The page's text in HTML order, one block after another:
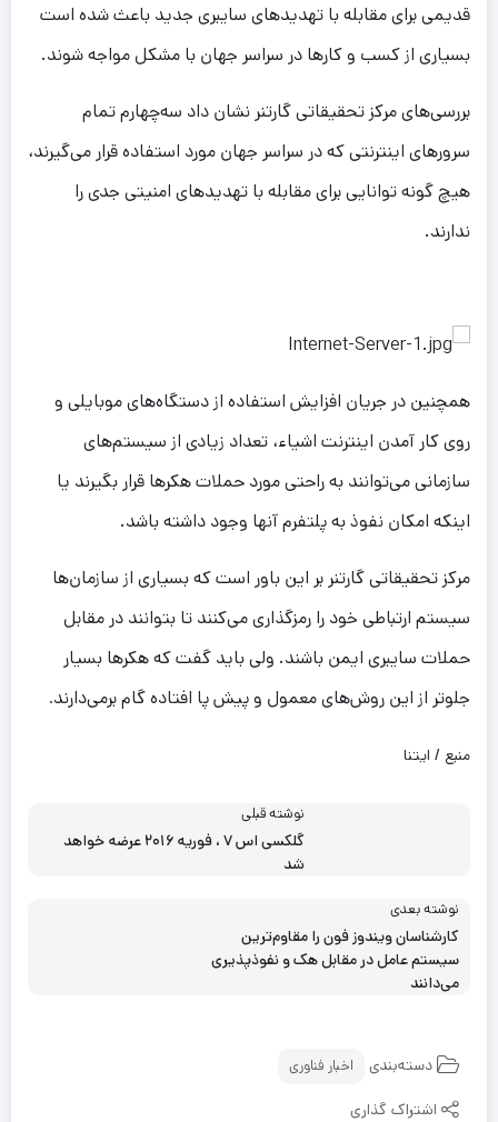
قدیمی برای مقابله با تهدیدهای سایبری جدید باعث شده است
بسیاری از کسب و کارها در سراسر جهان با مشکل مواجه شوند.
بررسی‌های مرکز تحقیقاتی گارتنر نشان داد سه‌چهارم تمام
سرورهای اینترنتی که در سراسر جهان مورد استفاده قرار می‌گیرند،
هیچ گونه توانایی برای مقابله با تهدیدهای امنیتی جدی را
ندارند.
همچنین در جریان افزایش استفاده از دستگاه‌های موبایلی و
روی کار آمدن اینترنت اشیاء، تعداد زیادی از سیستم‌های
سازمانی می‌توانند به راحتی مورد حملات هکرها قرار بگیرند یا
اینکه امکان نفوذ به پلتفرم آنها وجود داشته باشد.
مرکز تحقیقاتی گارتنر بر این باور است که بسیاری از سازمان‌ها
سیستم ارتباطی خود را رمزگذاری می‌کنند تا بتوانند در مقابل
حملات سایبری ایمن باشند. ولی باید گفت که هکرها بسیار
جلوتر از این روش‌های معمول و پیش پا افتاده گام برمی‌دارند.
منبع / ایتنا
نوشته قبلی
گلکسی اس ۷ ، فوریه ۲۰۱۶ عرضه خواهد
شد
نوشته بعدی
کارشناسان ویندوز فون را مقاوم‌ترین
سیستم عامل در مقابل هک و نفوذپذیری
می‌دانند
دسته‌بندی اخبار فناوری
اشتراک گذاری